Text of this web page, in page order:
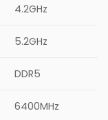
4.2GHz
5.2GHz
DDR5
6400MHz